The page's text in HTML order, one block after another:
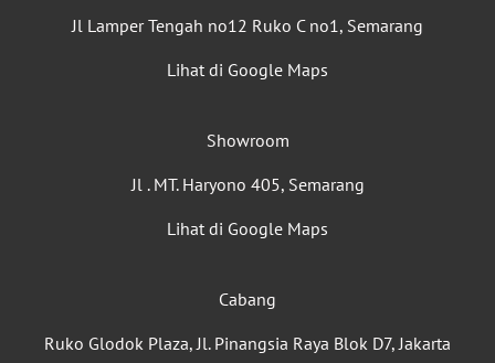
Jl Lamper Tengah no12 Ruko C no1, Semarang
Lihat di Google Maps
Showroom
Jl . MT. Haryono 405, Semarang
Lihat di Google Maps
Cabang
Ruko Glodok Plaza, Jl. Pinangsia Raya Blok D7, Jakarta